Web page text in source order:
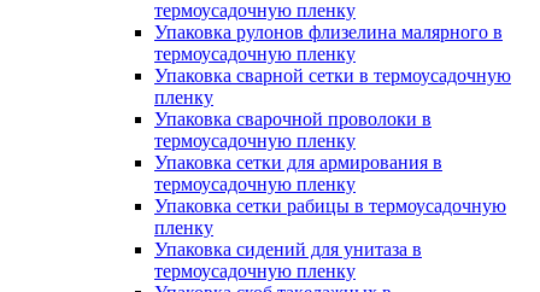
термоусадочную пленку
Упаковка рулонов флизелина малярного в
термоусадочную пленку
Упаковка сварной сетки в термоусадочную
пленку
Упаковка сварочной проволоки в
термоусадочную пленку
Упаковка сетки для армирования в
термоусадочную пленку
Упаковка сетки рабицы в термоусадочную
пленку
Упаковка сидений для унитаза в
термоусадочную пленку